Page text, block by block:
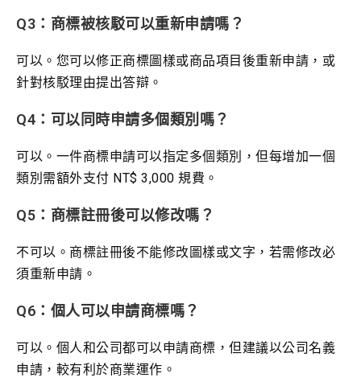
Q3：商標被核駁可以重新申請嗎？
可以。您可以修正商標圖樣或商品項目後重新申請，或
針對核駁理由提出答辯。
Q4：可以同時申請多個類別嗎？
可以。一件商標申請可以指定多個類別，但每增加一個
類別需額外支付 NT$ 3,000 規費。
Q5：商標註冊後可以修改嗎？
不可以。商標註冊後不能修改圖樣或文字，若需修改必
須重新申請。
Q6：個人可以申請商標嗎？
可以。個人和公司都可以申請商標，但建議以公司名義
申請，較有利於商業運作。